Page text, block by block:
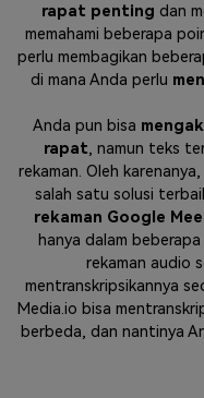
rapat penting dan
memahami beberapa
perlu membagikan
di mana Anda perlu
Anda pun bisa
rapat, namun teks
rekaman. Oleh karenanya,
salah satu solusi
rekaman Google
hanya dalam
rekaman audio
mentranskripsikannya
Media.io bisa
berbeda, dan nantinya